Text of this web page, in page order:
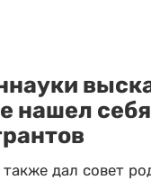
нашел
дал совет